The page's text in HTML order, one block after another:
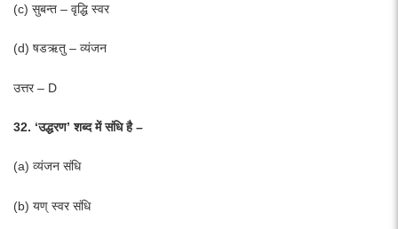
(c) सुबन्त – वृद्धि स्वर
(d) षडऋतु – व्यंजन
उत्तर – D
32. ‘उद्धरण’ शब्द में संधि है –
(a) व्यंजन संधि
(b) यण् स्वर संधि